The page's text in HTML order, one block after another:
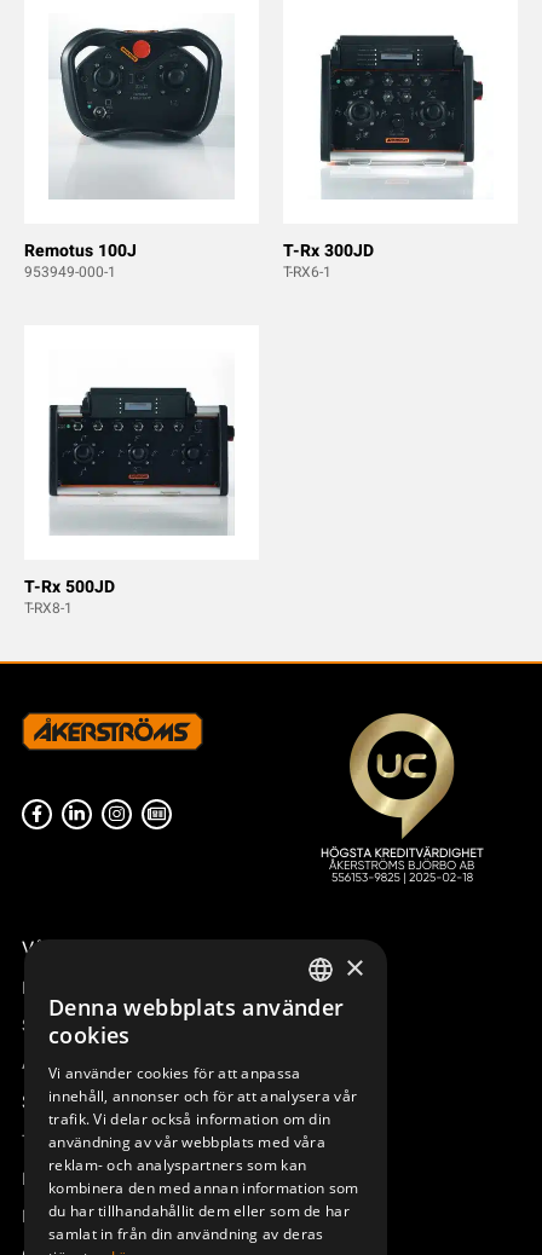
Remotus 100J
953949-000-1
T-Rx 300JD
T-RX6-1
T-Rx 500JD
T-RX8-1
Våra radiostyrningar – översikt
Remotus
Sesam
Access_Ctrl
Support
Teknisk support
Boka service
Manualer och videoinstruktioner
SWEDISH
DEUTSCH
×
Denna webbplats använder
cookies
Vi använder cookies för att anpassa
innehåll, annonser och för att analysera vår
trafik. Vi delar också information om din
användning av vår webbplats med våra
reklam- och analyspartners som kan
kombinera den med annan information som
du har tillhandahållit dem eller som de har
samlat in från din användning av deras